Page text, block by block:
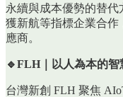
永續與成本優勢的替
獲新航等指標企業合
應商。
🔹FLH｜以人為本的智
台灣新創 FLH 聚焦